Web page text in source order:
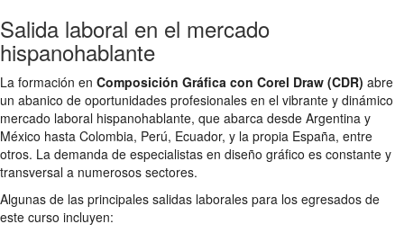
Salida laboral en el mercado
hispanohablante
La formación en Composición Gráfica con Corel Draw (CDR) abre
un abanico de oportunidades profesionales en el vibrante y dinámico
mercado laboral hispanohablante, que abarca desde Argentina y
México hasta Colombia, Perú, Ecuador, y la propia España, entre
otros. La demanda de especialistas en diseño gráfico es constante y
transversal a numerosos sectores.
Algunas de las principales salidas laborales para los egresados de
este curso incluyen: